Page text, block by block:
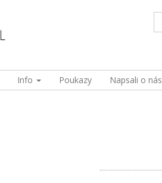
Info Poukazy Napsali o nás